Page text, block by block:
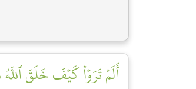
أَلَمۡ تَرَوۡاْ كَيۡفَ خَلَقَ